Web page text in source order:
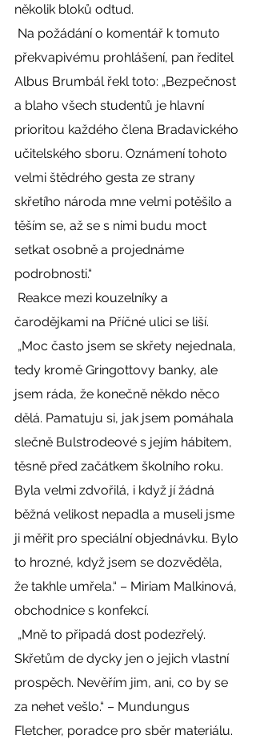
několik bloků odtud.
překvapivému prohlášení, pan ředitel
Albus Brumbál řekl toto: „Bezpečnost
a blaho všech studentů je hlavní
prioritou každého člena Bradavického
učitelského sboru. Oznámení tohoto
velmi štědrého gesta ze strany
skřetího národa mne velmi potěšilo a
těším se, až se s nimi budu moct
setkat osobně a projednáme
podrobnosti.“
čarodějkami na Příčné ulici se liší.
tedy kromě Gringottovy banky, ale
jsem ráda, že konečně někdo něco
dělá. Pamatuju si, jak jsem pomáhala
slečně Bulstrodeové s jejím hábitem,
těsně před začátkem školního roku.
Byla velmi zdvořilá, i když jí žádná
běžná velikost nepadla a museli jsme
ji měřit pro speciální objednávku. Bylo
to hrozné, když jsem se dozvěděla,
že takhle umřela.“ – Miriam Malkinová,
obchodnice s konfekcí.
Skřetům de dycky jen o jejich vlastní
prospěch. Nevěřím jim, ani, co by se
za nehet vešlo.“ – Mundungus
Fletcher, poradce pro sběr materiálu.